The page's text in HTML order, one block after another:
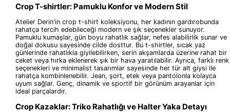
Crop T-shirtler: Pamuklu Konfor ve Modern Stil
Atelier Derin'in crop t-shirt koleksiyonu, her kadının gardırobunda
rahatça tercih edebileceği modern ve şık seçenekler sunuyor.
Pamuklu kumaşlar, gün boyu rahatlık sağlar, nefes alabilirlik sunar ve
doğal dokusu sayesinde cilde dosttur. Bu t-shirtler, sıcak yaz
günlerinde rahatlıkla giyilebilirken, serin akşamlarda üzerine rahat bir
ceket veya hırka eklenerek şık bir hava yaratılabilir. Ayrıca, farklı renk
seçenekleri ve minimalist tasarımlar sayesinde her tür alt giysi ile
rahatça kombinlenebilir. Jean, şort, etek veya pantolonla kolayca
uyum sağlar. Genç, dinamik ve sportif bir görünüm arayanlar için
ideal parçalardır.
Crop Kazaklar: Triko Rahatlığı ve Halter Yaka Detayı